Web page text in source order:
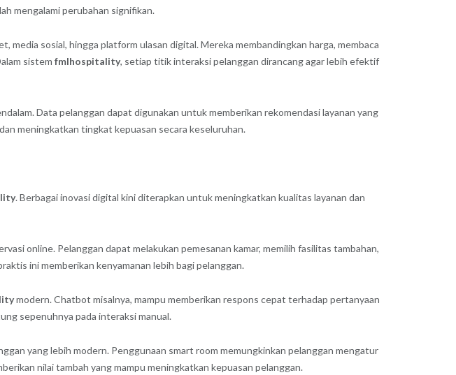
mengalami perubahan signifikan.
media sosial, hingga platform ulasan digital. Mereka membandingkan harga, membaca
sistem fmlhospitality, setiap titik interaksi pelanggan dirancang agar lebih efektif
Data pelanggan dapat digunakan untuk memberikan rekomendasi layanan yang
meningkatkan tingkat kepuasan secara keseluruhan.
. Berbagai inovasi digital kini diterapkan untuk meningkatkan kualitas layanan dan
online. Pelanggan dapat melakukan pemesanan kamar, memilih fasilitas tambahan,
ini memberikan kenyamanan lebih bagi pelanggan.
modern. Chatbot misalnya, mampu memberikan respons cepat terhadap pertanyaan
sepenuhnya pada interaksi manual.
yang lebih modern. Penggunaan smart room memungkinkan pelanggan mengatur
nilai tambah yang mampu meningkatkan kepuasan pelanggan.